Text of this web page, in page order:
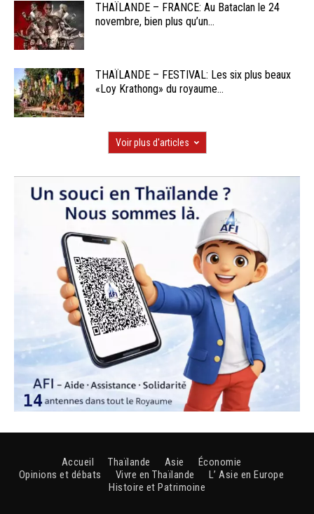
THAÏLANDE – FRANCE: Au Bataclan le 24
novembre, bien plus qu’un...
THAÏLANDE – FESTIVAL: Les six plus beaux
«Loy Krathong» du royaume...
Voir plus d'articles
Accueil Thaïlande Asie
Économie
Opinions et débats
Vivre en Thaïlande
L’ Asie en Europe
Histoire et Patrimoine